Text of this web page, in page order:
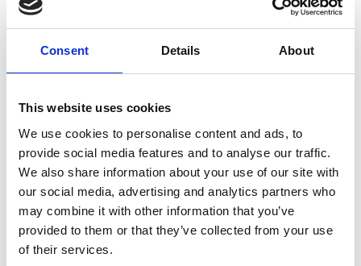
Consent Details About
This website uses cookies
We use cookies to personalise content and ads, to
provide social media features and to analyse our traffic.
We also share information about your use of our site with
our social media, advertising and analytics partners who
may combine it with other information that you’ve
provided to them or that they’ve collected from your use
of their services.
Tallriksunderlägg i recycled leather från Målerås Läder –
Svensktillverkat och hållbart.
Tjocklek: 2 mm.
Välj mellan färgerna: Black, darkbrown, nature och cognac.
Skötselråd: Vi rekommenderar att smörja in
tallriksunderläggen innan användning med vårt läderbalsam
och därefter 2-3 gånger om året. Lätta att torka av med en